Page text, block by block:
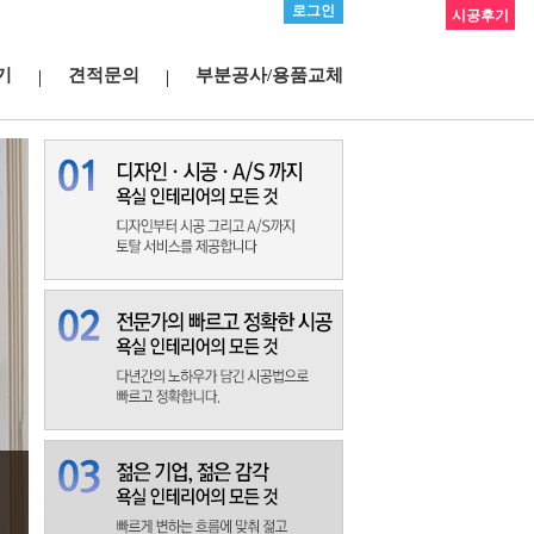
로그인
견적문의 부분공사/용품교체
시공후기